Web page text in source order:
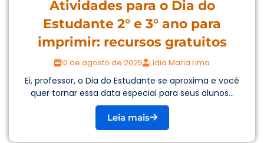
Atividades para o Dia do
Estudante 2° e 3° ano para
imprimir: recursos gratuitos
10 de agosto de 2025 Lídia Maria Lima
Ei, professor, o Dia do Estudante se aproxima e você
quer tornar essa data especial para seus alunos...
Leia mais